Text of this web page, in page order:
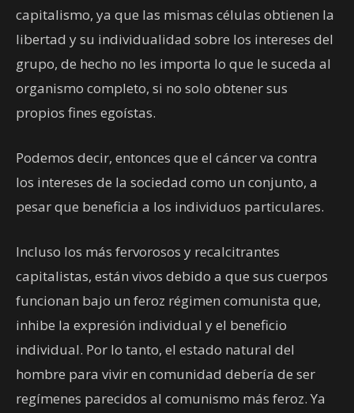
capitalismo, ya que las mismas células obtienen la
libertad y su individualidad sobre los intereses del
grupo, de hecho no les importa lo que le suceda al
organismo completo, si no solo obtener sus
propios fines egoístas.
Podemos decir, entonces que el cáncer va contra
los intereses de la sociedad como un conjunto, a
pesar que beneficia a los individuos particulares.
Incluso los más fervorosos y recalcitrantes
capitalistas, están vivos debido a que sus cuerpos
funcionan bajo un feroz régimen comunista que,
inhibe la expresión individual y el beneficio
individual. Por lo tanto, el estado natural del
hombre para vivir en comunidad debería de ser
regímenes parecidos al comunismo más feroz. Ya